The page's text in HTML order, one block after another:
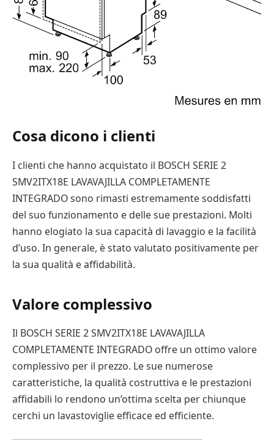
Cosa dicono i clienti
I clienti che hanno acquistato il BOSCH SERIE 2
SMV2ITX18E LAVAVAJILLA COMPLETAMENTE
INTEGRADO sono rimasti estremamente soddisfatti
del suo funzionamento e delle sue prestazioni. Molti
hanno elogiato la sua capacità di lavaggio e la facilità
d’uso. In generale, è stato valutato positivamente per
la sua qualità e affidabilità.
Valore complessivo
Il BOSCH SERIE 2 SMV2ITX18E LAVAVAJILLA
COMPLETAMENTE INTEGRADO offre un ottimo valore
complessivo per il prezzo. Le sue numerose
caratteristiche, la qualità costruttiva e le prestazioni
affidabili lo rendono un’ottima scelta per chiunque
cerchi un lavastoviglie efficace ed efficiente.